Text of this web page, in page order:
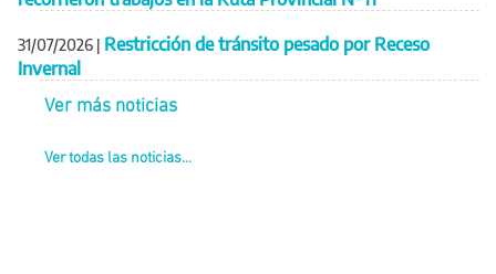
Invernal
Ver más noticias